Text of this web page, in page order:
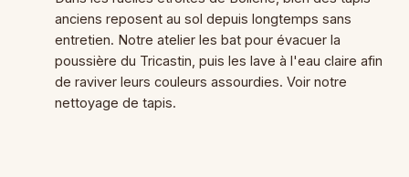
anciens reposent au sol depuis longtemps sans
entretien. Notre atelier les bat pour évacuer la
poussière du Tricastin, puis les lave à l'eau claire afin
de raviver leurs couleurs assourdies. Voir notre
nettoyage de tapis.